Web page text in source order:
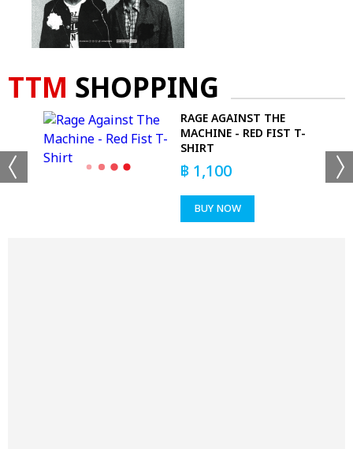
TTM SHOPPING
RAGE AGAINST THE
MACHINE - RED FIST T-
SHIRT
฿ 1,100
BUY NOW